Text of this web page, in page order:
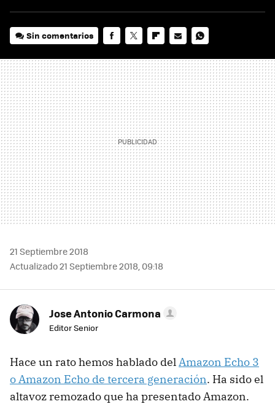
Sin comentarios
MAIL
21 Septiembre 2018
Actualizado 21 Septiembre 2018, 09:18
Jose Antonio Carmona
Editor Senior
Hace un rato hemos hablado delAmazon Echo 3
o Amazon Echo de tercera generación. Ha sido el
altavoz remozado que ha presentado Amazon.